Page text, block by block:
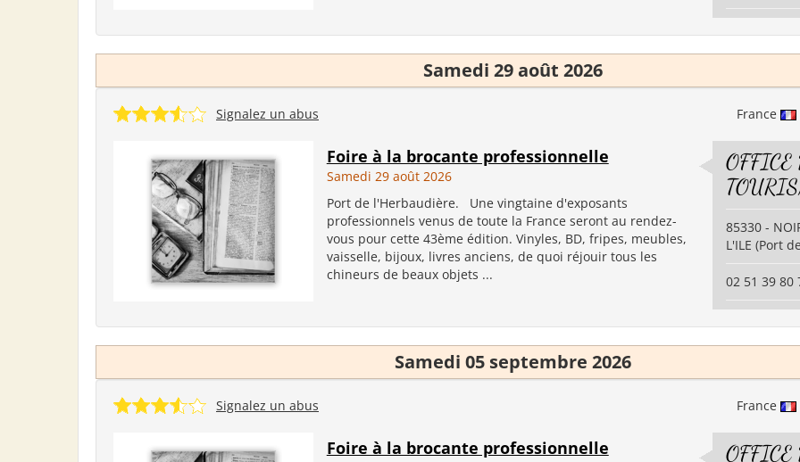
Samedi 29 août 2026
France
Signalez un abus
Foire à la brocante professionnelle
Samedi 29 août 2026
Port de l'Herbaudière. Une vingtaine d'exposants
professionnels venus de toute la France seront au rendez-
vous pour cette 43ème édition. Vinyles, BD, fripes, meubles,
vaisselle, bijoux, livres anciens, de quoi réjouir tous les
chineurs de beaux objets ...
OFFICE
85330 -
L'ILE (Port
02 51 39 80
Samedi 05 septembre 2026
France
Signalez un abus
Foire à la brocante professionnelle
OFFICE